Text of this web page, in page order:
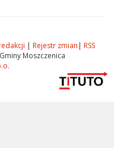
| Rejestr zmian | RSS
Moszczenica